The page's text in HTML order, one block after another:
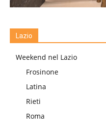
Lazio
Weekend nel Lazio
Frosinone
Latina
Rieti
Roma